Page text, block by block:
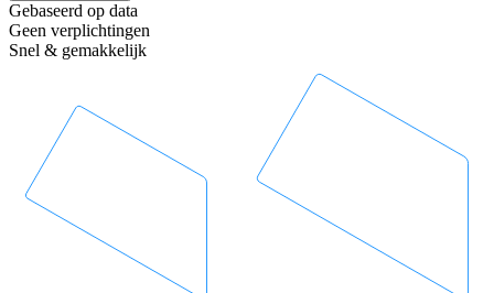
Gebaseerd op data
Geen verplichtingen
Snel & gemakkelijk